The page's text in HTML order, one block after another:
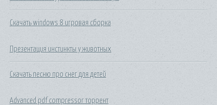
Скачать windows 8 игровая сборка
Презентация инстинкты у животных
Скачать песню про снег для детей
Advanced pdf compressor торрент